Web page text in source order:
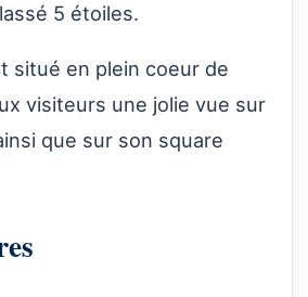
5 étoiles.
situé en plein coeur de
visiteurs une jolie vue sur
que sur son square